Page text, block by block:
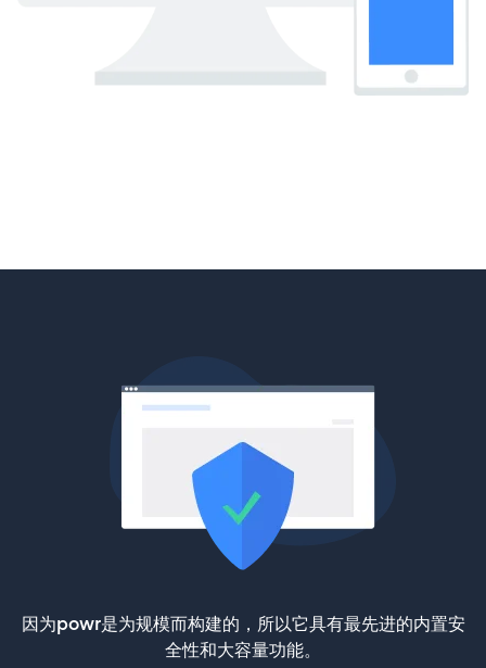
因为powr是为规模而构建的，所以它具有最先进的内置安
全性和大容量功能。